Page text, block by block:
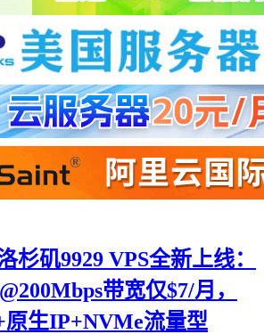
杉矶9929 VPS全新上线：
带宽仅$7/月，
生IP+NVMe流量型